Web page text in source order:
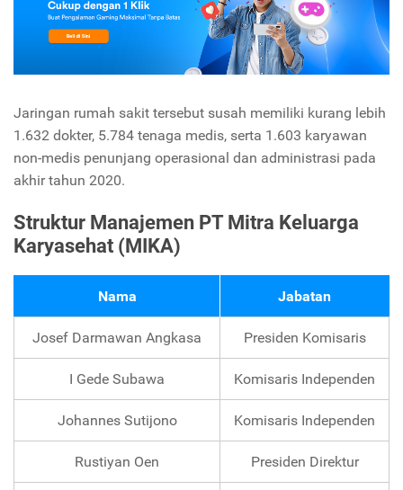
Jaringan rumah sakit tersebut susah memiliki kurang lebih
1.632 dokter, 5.784 tenaga medis, serta 1.603 karyawan
non-medis penunjang operasional dan administrasi pada
akhir tahun 2020.
Struktur Manajemen PT Mitra Keluarga
Karyasehat (MIKA)
Nama Jabatan
Josef Darmawan Angkasa Presiden Komisaris
I Gede Subawa Komisaris Independen
Johannes Sutijono Komisaris Independen
Rustiyan Oen Presiden Direktur